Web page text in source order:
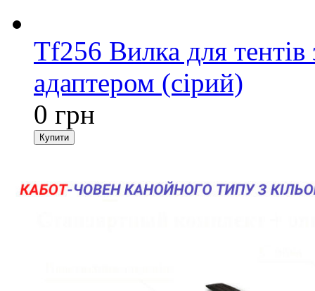
Tf256 Вилка для
адаптером (сірий)
0 грн